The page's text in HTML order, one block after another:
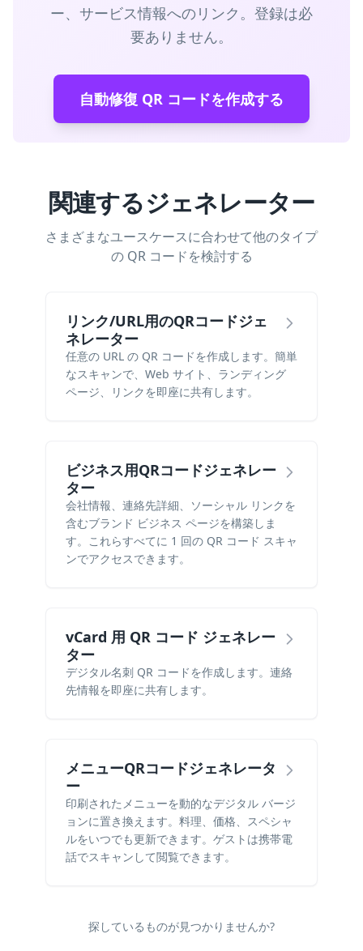
ー、サービス情報へのリンク。登録は必
要ありません。
自動修復 QR コードを作成する
関連するジェネレーター
さまざまなユースケースに合わせて他のタイプ
の QR コードを検討する
リンク/URL用のQRコードジェ
ネレーター
任意の URL の QR コードを作成します。簡単
なスキャンで、Web サイト、ランディング
ページ、リンクを即座に共有します。
ビジネス用QRコードジェネレー
ター
会社情報、連絡先詳細、ソーシャル リンクを
含むブランド ビジネス ページを構築しま
す。これらすべてに 1 回の QR コード スキャ
ンでアクセスできます。
vCard 用 QR コード ジェネレー
ター
デジタル名刺 QR コードを作成します。連絡
先情報を即座に共有します。
メニューQRコードジェネレータ
ー
印刷されたメニューを動的なデジタル バージ
ョンに置き換えます。料理、価格、スペシャ
ルをいつでも更新できます。ゲストは携帯電
話でスキャンして閲覧できます。
探しているものが見つかりませんか?